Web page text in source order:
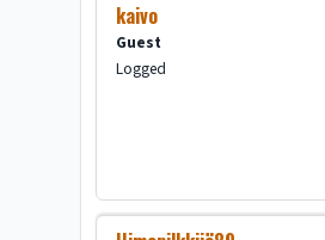
kaivo
Guest
Logged